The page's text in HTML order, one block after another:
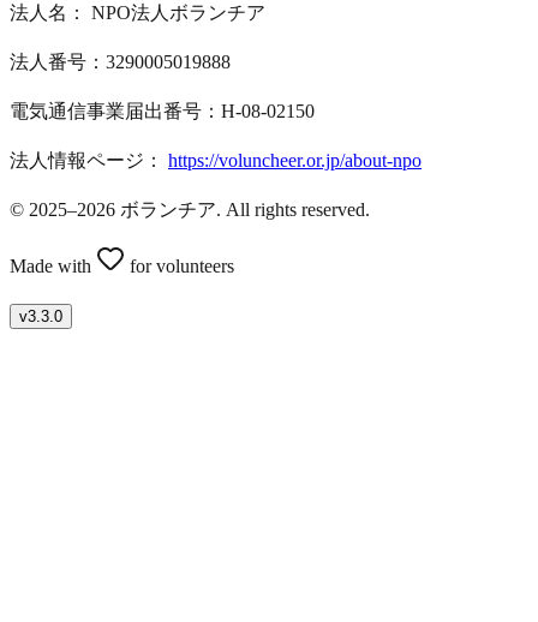
法人名： NPO法人ボランチア
法人番号：3290005019888
電気通信事業届出番号：H-08-02150
法人情報ページ： https://voluncheer.or.jp/about-npo
© 2025–2026 ボランチア. All rights reserved.
Made with for volunteers
v3.3.0